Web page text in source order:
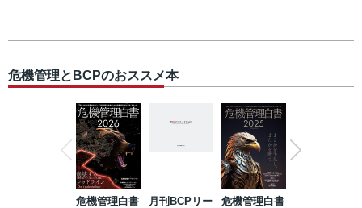
危機管理とBCPのおススメ本
危機管理白書
月刊BCPリー
危機管理白書